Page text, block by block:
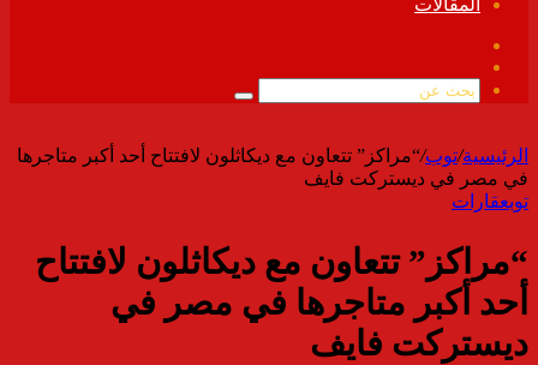
المقالات
الموقع
بحث
الرئيسية/توب/“مراكز” تتعاون مع ديكاثلون لافتتاح أحد أكبر متاجرها
في مصر في ديستركت فايف
توبعقارات
“مراكز” تتعاون مع ديكاثلون لافتتاح
أحد أكبر متاجرها في مصر في
ديستركت فايف